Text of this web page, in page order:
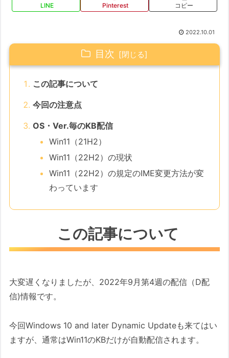
LINE Pinterest コピー
2022.10.01
目次
この記事について
今回の注意点
OS・Ver.毎のKB配信
Win11（21H2）
Win11（22H2）の現状
Win11（22H2）の規定のIME変更方法が変
わっています
この記事について
大変遅くなりましたが、2022年9月第4週の配信（D配
信)情報です。
今回Windows 10 and later Dynamic Updateも来てはい
ますが、通常はWin11のKBだけが自動配信されます。